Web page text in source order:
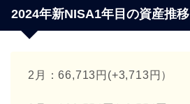
2024年新NISA1年目の資産推移
2月：66,713円(+3,713円）